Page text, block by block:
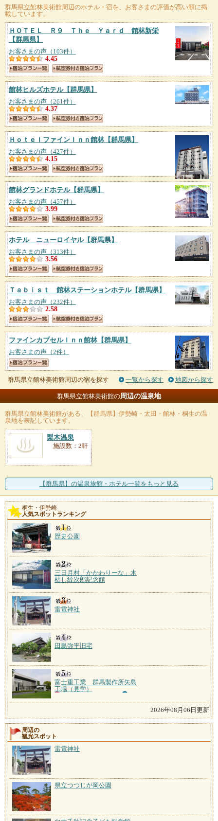
群馬県立館林美術館周辺のホテル・宿を、お客さまの評価が高い順に掲
載しています。
ＨＯＴＥＬ Ｒ９ Ｔｈｅ Ｙａｒｄ 館林新栄
【群馬県】
お客さまの声（103件）
4.45
館林ヒルズホテル【群馬県】
お客さまの声（261件）
4.37
ＨｏｔｅｌファインＩｎｎ館林【群馬県】
お客さまの声（427件）
4.15
館林グランドホテル【群馬県】
お客さまの声（457件）
3.99
ホテル ニューロイヤル【群馬県】
お客さまの声（313件）
3.56
Ｔａｂｉｓｔ 館林ステーションホテル【群馬県】
お客さまの声（232件）
2.58
ファインカプセルＩｎｎ館林【群馬県】
お客さまの声（2件）
群馬県立館林美術館周辺の宿を探す 一覧から探す 地図から探す
群馬県立館林美術館の周辺の温泉地
群馬県立館林美術館がある、【群馬県】伊勢崎・太田・館林・桐生の温
泉地を表記しています。
梨木温泉
施設数：2軒
【群馬県】の温泉旅館・ホテル一覧をもっと見る
桐生・伊勢崎
人気スポットランキング
歴史公園
三日月村「かかわりーな」木
枯し紋次郎記念館
雷電神社
田島弥平旧宅
富士重工業 群馬製作所矢島
工場（見学）
2026年08月06日更新
周辺の
観光スポット
雷電神社
県立つつじが岡公園